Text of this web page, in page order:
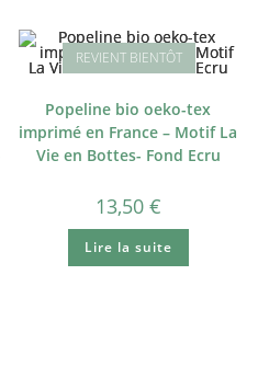
Popeline bio oeko-tex
imprimé en France – Motif La
Vie en Bottes- Fond Ecru
13,50 €
Lire la suite